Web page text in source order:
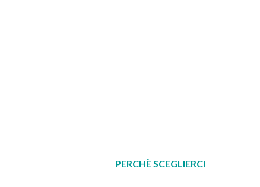
PERCHÈ SCEGLIERCI